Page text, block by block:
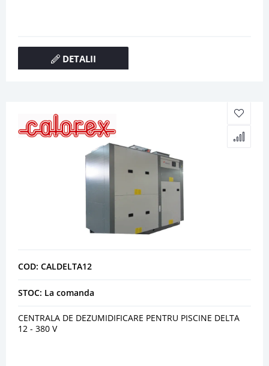
DETALII
COD: CALDELTA12
STOC: La comanda
CENTRALA DE DEZUMIDIFICARE PENTRU PISCINE DELTA
12 - 380 V